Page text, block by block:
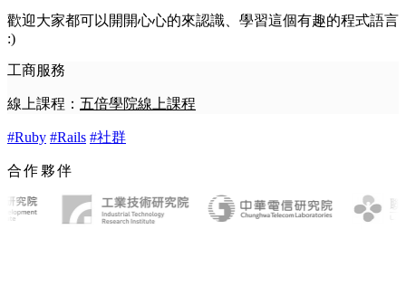
歡迎大家都可以開開心心的來認識、學習這個有趣的程式語言
:)
工商服務
線上課程： 五倍學院線上課程
#Ruby #Rails #社群
合作夥伴